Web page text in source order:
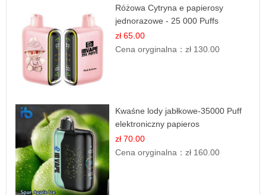
Różowa Cytryna e papierosy
jednorazowe - 25 000 Puffs
zł 65.00
Cena oryginalna：zł 130.00
Kwaśne lody jabłkowe-35000 Puff
elektroniczny papieros
zł 70.00
Cena oryginalna：zł 160.00